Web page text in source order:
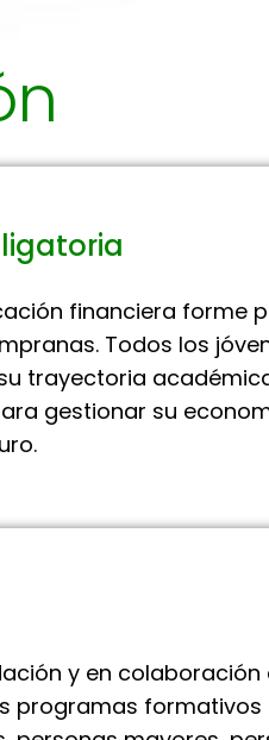
financiera forme
Todos los
trayectoria
gestionar su
y en
programas